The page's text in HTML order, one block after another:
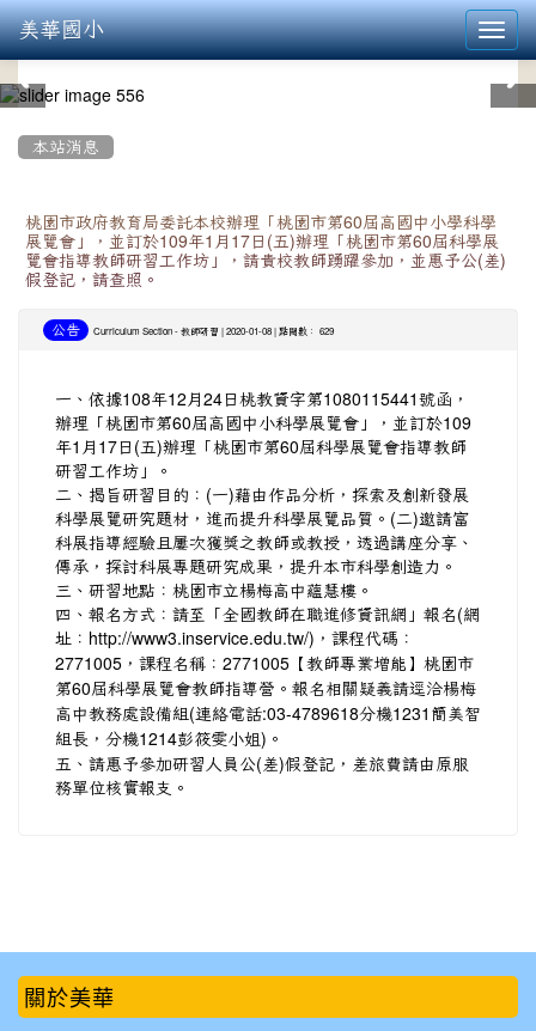
美華國小
本站消息
桃園市政府教育局委託本校辦理「桃園市第60屆高國中小學科學
展覽會」，並訂於109年1月17日(五)辦理「桃園市第60屆科學展
覽會指導教師研習工作坊」，請貴校教師踴躍參加，並惠予公(差)
假登記，請查照。
公告 Curriculum Section - 教師研習 | 2020-01-08 | 點閱數： 629
一、依據108年12月24日桃教資字第1080115441號函，
辦理「桃園市第60屆高國中小科學展覽會」，並訂於109
年1月17日(五)辦理「桃園市第60屆科學展覽會指導教師
研習工作坊」。
二、揭旨研習目的：(一)藉由作品分析，探索及創新發展
科學展覽研究題材，進而提升科學展覽品質。(二)邀請富
科展指導經驗且屢次獲獎之教師或教授，透過講座分享、
傳承，探討科展專題研究成果，提升本市科學創造力。
三、研習地點：桃園市立楊梅高中蘊慧樓。
四、報名方式：請至「全國教師在職進修資訊網」報名(網
址： http://www3.inservice.edu.tw/)，課程代碼：
2771005，課程名稱：2771005【教師專業增能】桃園市
第60屆科學展覽會教師指導營。報名相關疑義請逕洽楊梅
高中教務處設備組(連絡電話:03-4789618分機1231簡美智
組長，分機1214彭筱雯小姐)。
五、請惠予參加研習人員公(差)假登記，差旅費請由原服
務單位核實報支。
::: 關於美華